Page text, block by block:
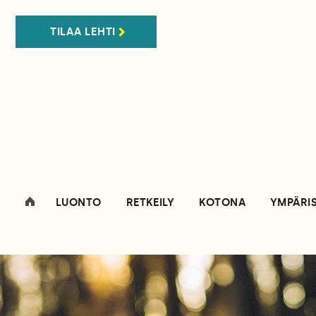
TILAA LEHTI
LUONTO RETKEILY KOTONA